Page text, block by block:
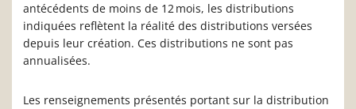
antécédents de moins de 12 mois, les distributions
indiquées reflètent la réalité des distributions versées
depuis leur création. Ces distributions ne sont pas
annualisées.
Les renseignements présentés portant sur la distribution